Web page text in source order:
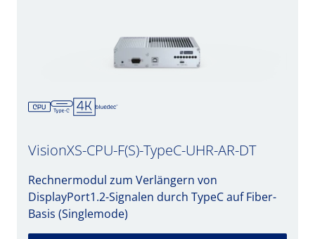
VisionXS-CPU-F(S)-TypeC-UHR-AR-DT
Rechnermodul zum Verlängern von
DisplayPort1.2-Signalen durch TypeC auf Fiber-
Basis (Singlemode)